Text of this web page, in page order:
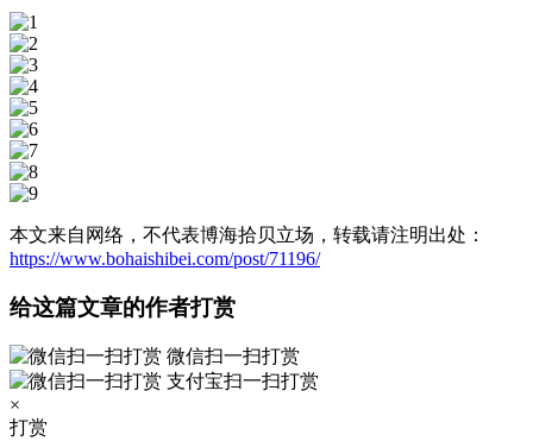
本文来自网络，不代表博海拾贝立场，转载请注明出处：
https://www.bohaishibei.com/post/71196/
给这篇文章的作者打赏
微信扫一扫打赏
支付宝扫一扫打赏
×
打赏